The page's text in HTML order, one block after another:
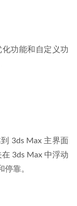
功能和自定义功
3ds Max 主界面
3ds Max 中浮动
靠。